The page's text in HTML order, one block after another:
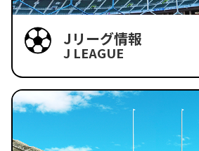
Jリーグ情報
J LEAGUE